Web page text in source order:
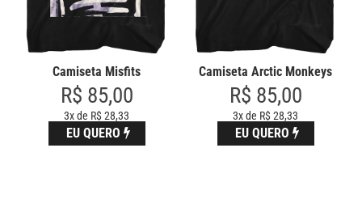
Camiseta Misfits
R$ 85,00
3x de R$ 28,33
EU QUERO
Camiseta Arctic Monkeys
R$ 85,00
3x de R$ 28,33
EU QUERO